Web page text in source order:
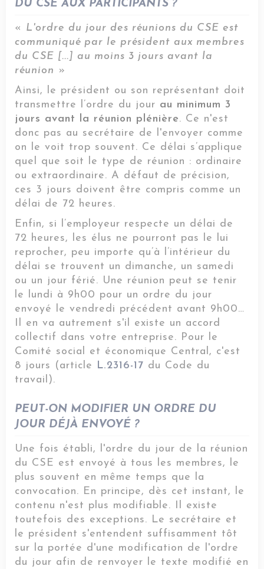
DU CSE AUX PARTICIPANTS ?
« L'ordre du jour des réunions du CSE est
communiqué par le président aux membres
du CSE [...] au moins 3 jours avant la
réunion »
Ainsi, le président ou son représentant doit
transmettre l’ordre du jour au minimum 3
jours avant la réunion plénière. Ce n'est
donc pas au secrétaire de l'envoyer comme
on le voit trop souvent. Ce délai s’applique
quel que soit le type de réunion : ordinaire
ou extraordinaire. A défaut de précision,
ces 3 jours doivent être compris comme un
délai de 72 heures.
Enfin, si l’employeur respecte un délai de
72 heures, les élus ne pourront pas le lui
reprocher, peu importe qu’à l’intérieur du
délai se trouvent un dimanche, un samedi
ou un jour férié. Une réunion peut se tenir
le lundi à 9h00 pour un ordre du jour
envoyé le vendredi précédent avant 9h00…
Il en va autrement s'il existe un accord
collectif dans votre entreprise. Pour le
Comité social et économique Central, c'est
8 jours (article L.2316-17 du Code du
travail).
PEUT-ON MODIFIER UN ORDRE DU
JOUR DÉJÀ ENVOYÉ ?
Une fois établi, l'ordre du jour de la réunion
du CSE est envoyé à tous les membres, le
plus souvent en même temps que la
convocation. En principe, dès cet instant, le
contenu n'est plus modifiable. Il existe
toutefois des exceptions. Le secrétaire et
le président s'entendent suffisamment tôt
sur la portée d'une modification de l'ordre
du jour afin de renvoyer le texte modifié en